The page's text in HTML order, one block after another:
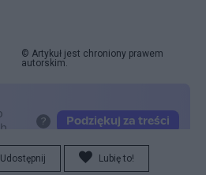
© Artykuł jest chroniony prawem
autorskim.
Udostępnij Lubię to!